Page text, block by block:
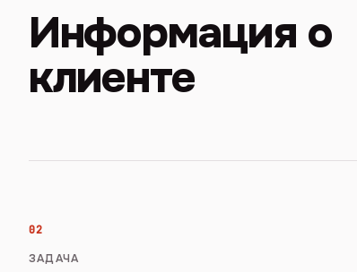
Информация о
клиенте
02
ЗАДАЧА